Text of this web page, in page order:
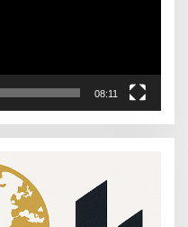
08:11